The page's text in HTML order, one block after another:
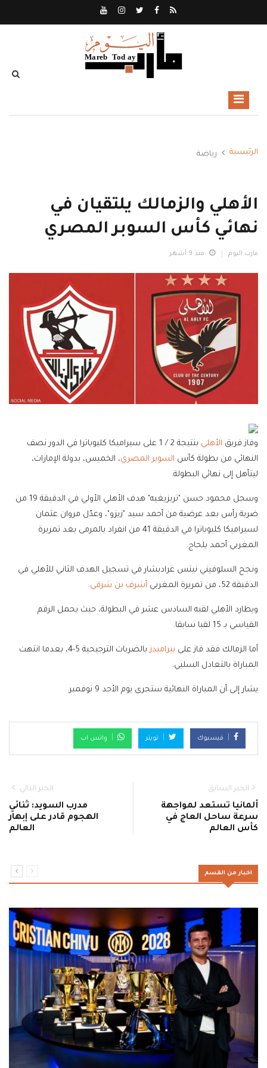
الرئيسية رياضة
الأهلي والزمالك يلتقيان في
نهائي كأس السوبر المصري
مارب اليوم منذ 9 أشهر
وفاز فريق الأهلي
بنتيجة 2 / 1 على سيراميكا كليوباترا في الدور نصف
النهائي من بطولة كأس السوبر المصري، الخميس، بدولة الإمارات،
ليتأهل إلى نهائي البطولة.
وسجل محمود حسن "تريزيغيه" هدف الأهلي الأولي في الدقيقة 19 من
ضربة رأس بعد عرضية من أحمد سيد "زيزو"، وعدّل مروان عثمان
لسيراميكا كليوباترا في الدقيقة 41 من انفراد بالمرمى بعد تمريرة
المغربي أحمد بلحاج.
ونجح السلوفيني نيتس غراديشار في تسجيل الهدف الثاني للأهلي في
الدقيقة 52، من تمريرة المغربي
أشرف بن شرقي.
ويطارد الأهلي لقبه السادس عشر في البطولة، حيث يحمل الرقم
القياسي بـ 15 لقبا سابقا.
أما الزمالك فقد فاز على بيراميدز
بالضربات الترجيحية 5-4، بعدما انتهت
المباراة بالتعادل السلبي.
يشار إلى أن المباراة النهائية ستجرى يوم الأحد 9 نوفمبر.
فيسبوك تويتر واتس اب
الخبر السابق
ألمانيا تستعد لمواجهة
سرعة ساحل العاج في
كأس العالم
الخبر التالي
مدرب السويد: ثنائي
الهجوم قادر على إبهار
العالم
اخبار من القسم